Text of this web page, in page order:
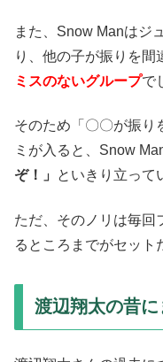
また、Snow Manはジ
り、他の子が振りを間
ミスのないグループで
そのため「〇〇が振り
ミが入ると、Snow
ぞ！」
といきり立って
ただ、そのノリは毎回
るところまでがセット
渡辺翔太の昔